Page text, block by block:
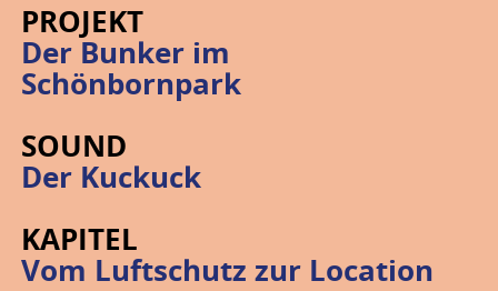
PROJEKT
Der Bunker im
Schönbornpark
SOUND
Der Kuckuck
KAPITEL
Vom Luftschutz zur Location